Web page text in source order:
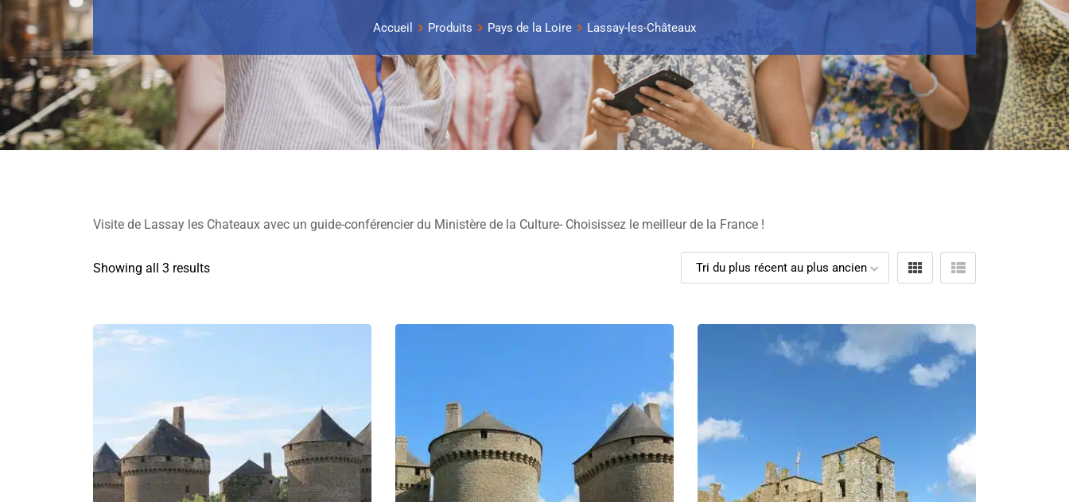
Accueil Produits Pays de la Loire Lassay-les-Châteaux
Visite de Lassay les Chateaux avec un guide-conférencier du Ministère de la Culture- Choisissez le meilleur de la France !
Showing all 3 results